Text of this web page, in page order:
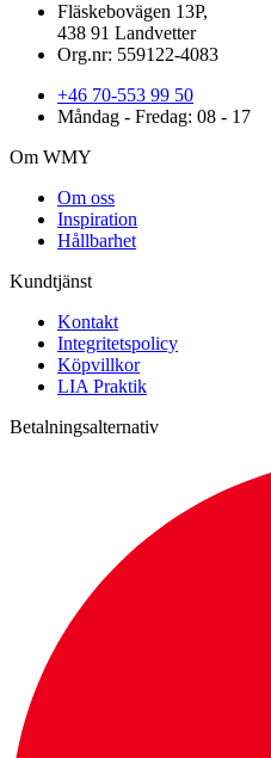
Fläskebovägen 13P,
438 91 Landvetter
Org.nr: 559122-4083
+46 70-553 99 50
Måndag - Fredag: 08 - 17
Om WMY
Om oss
Inspiration
Hållbarhet
Kundtjänst
Kontakt
Integritetspolicy
Köpvillkor
LIA Praktik
Betalningsalternativ